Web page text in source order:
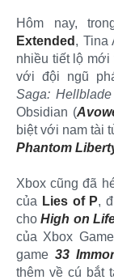
Hôm nay,
Extended , Tina
nhiều tiết lộ
với đội ngũ
Saga:
Obsidian (
biệt với nam tài
Phantom
Xbox cũng đã
của Lies of P,
choHigh on
của Xbox
game 33
thêm về cú bắt